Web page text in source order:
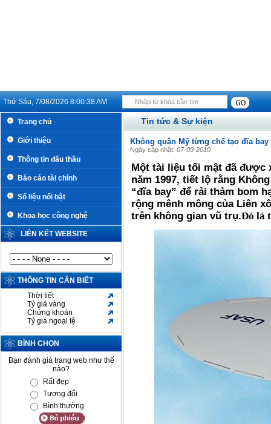
Thứ Sáu, 7/08/2026 8:00:39 AM
Trang chủ
Giới thiệu
Thông tin đấu thầu
Báo cáo tài chính
Số liệu nổi bật
Khoa học công nghệ
LIÊN KẾT WEBSITE
THÔNG TIN CẦN BIẾT
Thời tiết
Tỷ giá vàng
Chứng khoán
Tỷ giá ngoại tệ
BÌNH CHỌN
Bạn đánh giá trang web như thế
nào?
Rất đẹp
Tương đối
Bình thường
Tin tức & Sự kiện
Không quân Mỹ từng chế tạo đĩa
Ngày cập nhật: 07-09-2010
Một tài liệu tối mật đã được
năm 1997, tiết lộ rằng
“đĩa bay” để rải thảm bom
rộng mênh mông của Liên
trên không gian vũ trụ.Đó là